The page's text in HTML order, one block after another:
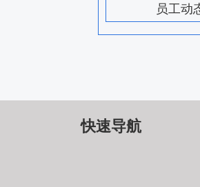
员工动
快速导航